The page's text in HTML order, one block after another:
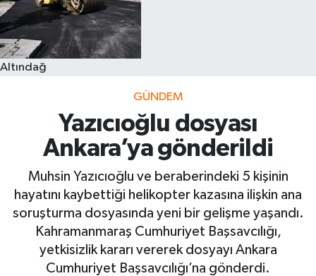
Altındağ
GÜNDEM
Yazıcıoğlu dosyası
Ankara’ya gönderildi
Muhsin Yazıcıoğlu ve beraberindeki 5 kişinin
hayatını kaybettiği helikopter kazasına ilişkin ana
soruşturma dosyasında yeni bir gelişme yaşandı.
Kahramanmaraş Cumhuriyet Başsavcılığı,
yetkisizlik kararı vererek dosyayı Ankara
Cumhuriyet Başsavcılığı’na gönderdi.